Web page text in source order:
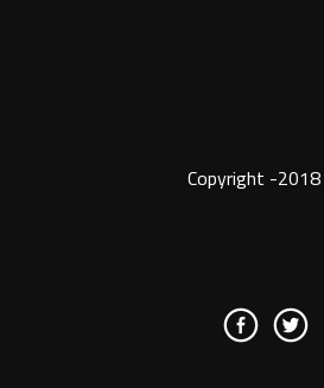
Copyright -